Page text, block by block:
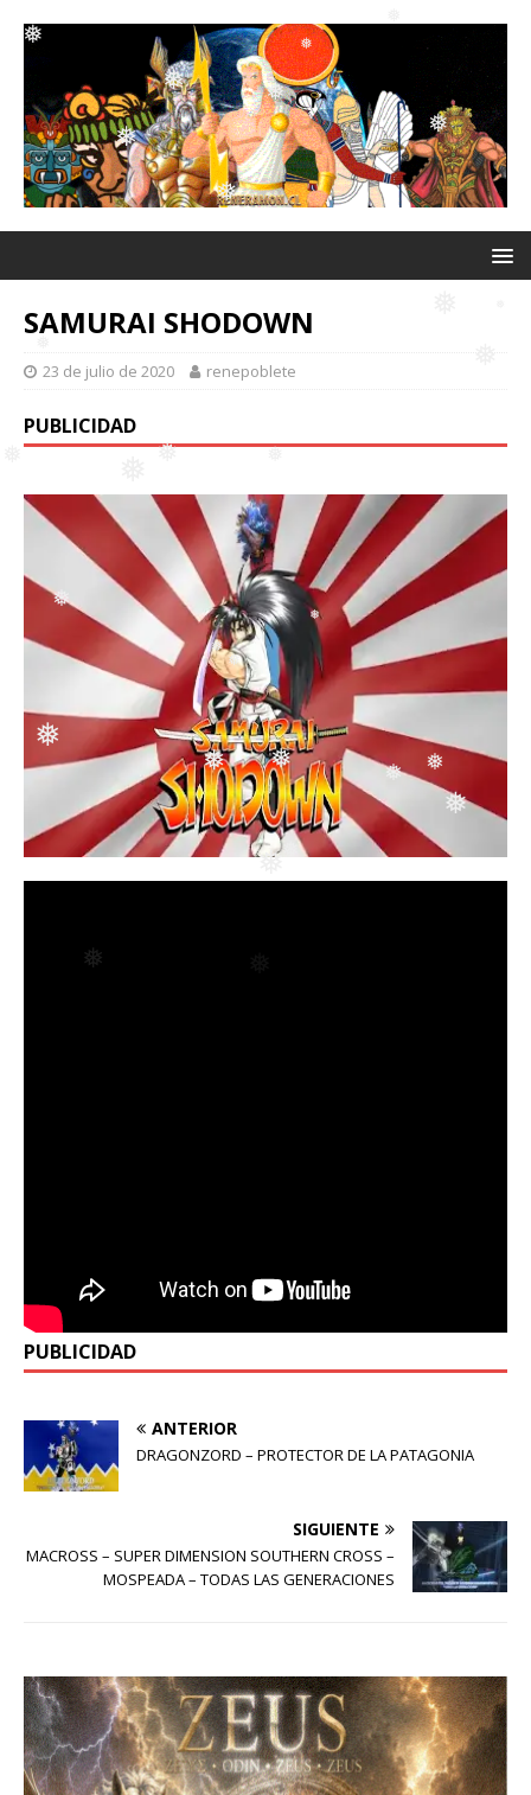
❅
❅ ❅
❅
❅
❅
❅
❅ ❅
❅
❅
❅
❅
❅
❅
❅ ❅
❅
❅
❅
❅
❅
❅
SAMURAI SHODOWN
23 de julio de 2020 renepoblete
PUBLICIDAD
PUBLICIDAD
ANTERIOR
DRAGONZORD – PROTECTOR DE LA PATAGONIA
SIGUIENTE
MACROSS – SUPER DIMENSION SOUTHERN CROSS –
MOSPEADA – TODAS LAS GENERACIONES